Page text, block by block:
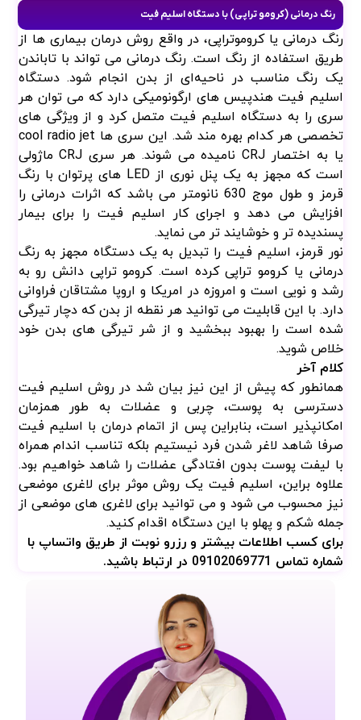
رنگ درمانی (کرومو تراپی) با دستگاه اسلیم فیت
رنگ درمانی یا کروموتراپی، در واقع روش درمان بیماری ‌ها از
طریق استفاده از رنگ است. رنگ درمانی می ‌تواند با تاباندن
یک رنگ مناسب در ناحیه‌ای از بدن انجام شود. دستگاه
اسلیم فیت هندپیس های ارگونومیکی دارد که می توان هر
سری را به دستگاه اسلیم فیت متصل کرد و از ویژگی های
تخصصی هر کدام بهره مند شد. این سری ها cool radio jet
یا به اختصار CRJ نامیده می شوند. هر سری CRJ ماژولی
است که مجهز به یک پنل نوری از LED های پرتوان با رنگ
قرمز و طول موج 630 نانومتر می باشد که اثرات درمانی را
افزایش می دهد و اجرای کار اسلیم فیت را برای بیمار
پسندیده تر و خوشایند تر می نماید.
نور قرمز، اسلیم فیت را تبدیل به یک دستگاه مجهز به رنگ
درمانی یا کرومو تراپی کرده است. کرومو تراپی دانش رو به
رشد و نویی است و امروزه در امریکا و اروپا مشتاقان فراوانی
دارد. با این قابلیت می توانید هر نقطه از بدن که دچار تیرگی
شده است را بهبود ببخشید و از شر تیرگی های بدن خود
خلاص شوید.
کلام آخر
همانطور که پیش از این نیز بیان شد در روش اسلیم فیت
دسترسی به پوست، چربی و عضلات به طور همزمان
امکانپذیر است، بنابراین پس از اتمام درمان با اسلیم فیت
صرفا شاهد لاغر شدن فرد نیستیم بلکه تناسب اندام همراه
با لیفت پوست بدون افتادگی عضلات را شاهد خواهیم بود.
علاوه براین، اسلیم فیت یک روش موثر برای لاغری موضعی
نیز محسوب می شود و می توانید برای لاغری های موضعی از
جمله شکم و پهلو با این دستگاه اقدام کنید.
برای کسب اطلاعات بیشتر و رزرو نوبت از طریق واتساپ با
شماره تماس 09102069771 در ارتباط باشید.